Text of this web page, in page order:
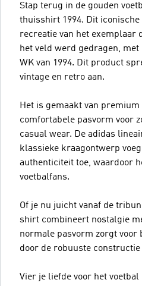
Stap terug in de gouden
thuisshirt 1994. Dit
recreatie van het exemplaar
het veld werd gedragen,
WK van 1994. Dit product
vintage en retro aan.
Het is gemaakt van
comfortabele pasvorm voor
casual wear. De adidas
klassieke kraagontwerp
authenticiteit toe, waardoor
voetbalfans.
Of je nu juicht vanaf de
shirt combineert nostalgie
normale pasvorm zorgt voor
door de robuuste
Vier je liefde voor het voetbal